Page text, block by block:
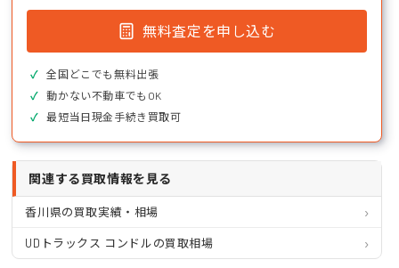
無料査定を申し込む
全国どこでも無料出張
動かない不動車でもOK
最短当日現金手続き買取可
関連する買取情報を見る
香川県の買取実績・相場
UDトラックス コンドルの買取相場